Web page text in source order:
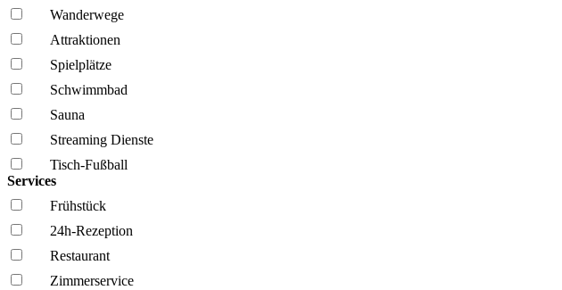
Wanderwege
Attraktionen
Spielplätze
Schwimmbad
Sauna
Streaming Dienste
Tisch-Fußball
Services
Frühstück
24h-Rezeption
Restaurant
Zimmerservice